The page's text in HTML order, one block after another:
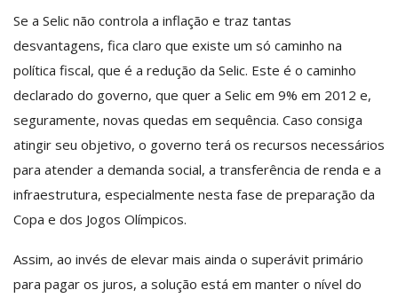
Se a Selic não controla a inflação e traz tantas
desvantagens, fica claro que existe um só caminho na
política fiscal, que é a redução da Selic. Este é o caminho
declarado do governo, que quer a Selic em 9% em 2012 e,
seguramente, novas quedas em sequência. Caso consiga
atingir seu objetivo, o governo terá os recursos necessários
para atender a demanda social, a transferência de renda e a
infraestrutura, especialmente nesta fase de preparação da
Copa e dos Jogos Olímpicos.
Assim, ao invés de elevar mais ainda o superávit primário
para pagar os juros, a solução está em manter o nível do